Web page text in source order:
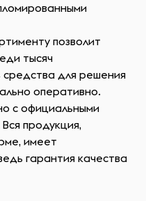
позволит
тысяч
для решения
оперативно.
с официальными
продукция,
имеет
гарантия качества